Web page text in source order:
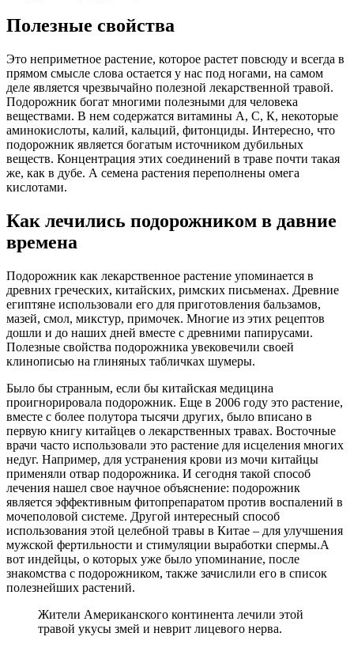
Полезные свойства
Это неприметное растение, которое растет повсюду и всегда в
прямом смысле слова остается у нас под ногами, на самом
деле является чрезвычайно полезной лекарственной травой.
Подорожник богат многими полезными для человека
веществами. В нем содержатся витамины А, С, К, некоторые
аминокислоты, калий, кальций, фитонциды. Интересно, что
подорожник является богатым источником дубильных
веществ. Концентрация этих соединений в траве почти такая
же, как в дубе. А семена растения переполнены омега
кислотами.
Как лечились подорожником в давние
времена
Подорожник как лекарственное растение упоминается в
древних греческих, китайских, римских письменах. Древние
египтяне использовали его для приготовления бальзамов,
мазей, смол, микстур, примочек. Многие из этих рецептов
дошли и до наших дней вместе с древними папирусами.
Полезные свойства подорожника увековечили своей
клинописью на глиняных табличках шумеры.
Было бы странным, если бы китайская медицина
проигнорировала подорожник. Еще в 2006 году это растение,
вместе с более полутора тысячи других, было вписано в
первую книгу китайцев о лекарственных травах. Восточные
врачи часто использовали это растение для исцеления многих
недуг. Например, для устранения крови из мочи китайцы
применяли отвар подорожника. И сегодня такой способ
лечения нашел свое научное объяснение: подорожник
является эффективным фитопрепаратом против воспалений в
мочеполовой системе. Другой интересный способ
использования этой целебной травы в Китае – для улучшения
мужской фертильности и стимуляции выработки спермы.А
вот индейцы, о которых уже было упоминание, после
знакомства с подорожником, также зачислили его в список
полезнейших растений.
Жители Американского континента лечили этой
травой укусы змей и неврит лицевого нерва.